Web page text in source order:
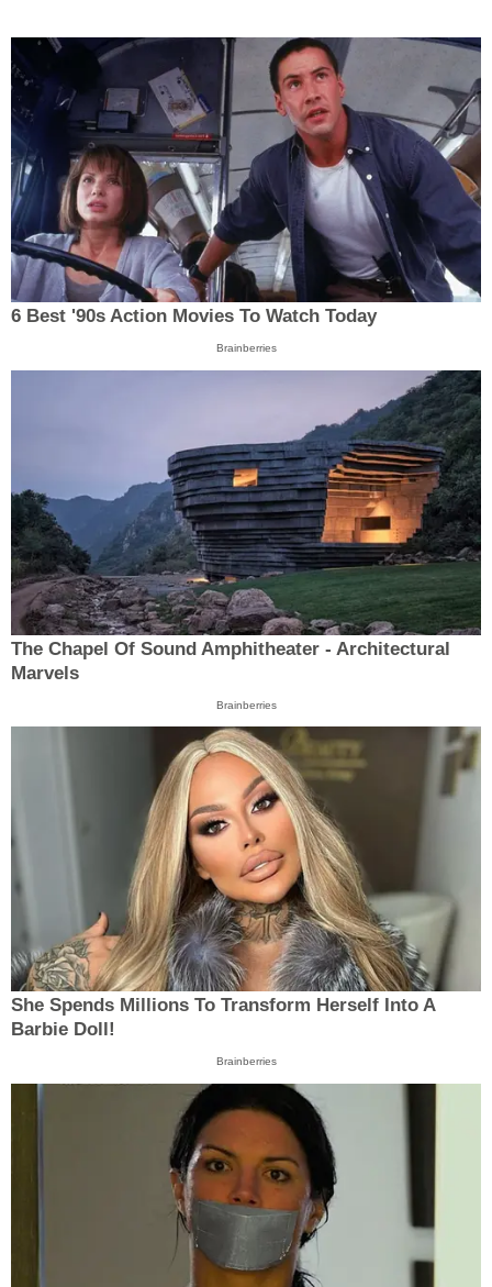
6 Best '90s Action Movies To Watch Today
Brainberries
The Chapel Of Sound Amphitheater - Architectural
Marvels
Brainberries
She Spends Millions To Transform Herself Into A
Barbie Doll!
Brainberries